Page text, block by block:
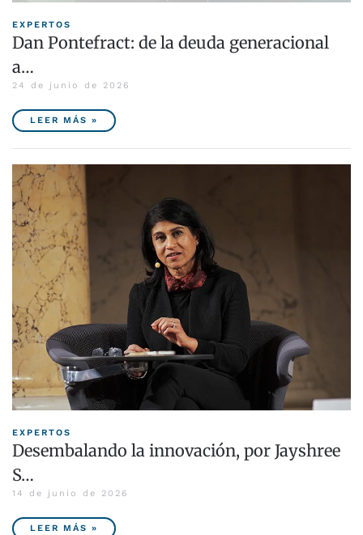
EXPERTOS
Dan Pontefract: de la deuda generacional
a…
24 de junio de 2026
LEER MÁS »
EXPERTOS
Desembalando la innovación, por Jayshree
S…
14 de junio de 2026
LEER MÁS »